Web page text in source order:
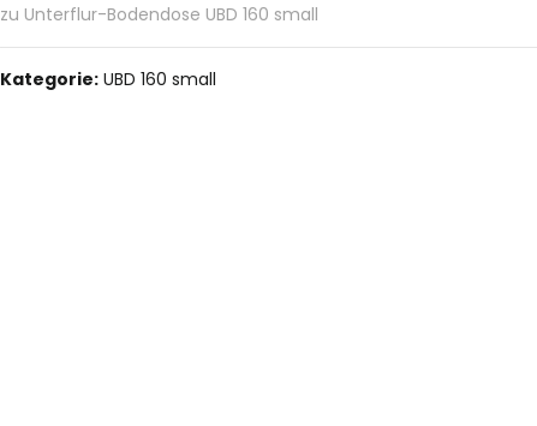
zu Unterflur-Bodendose UBD 160 small
Kategorie: UBD 160 small